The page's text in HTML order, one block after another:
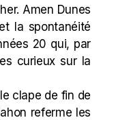
Amen Dunes
la spontanéité
20 qui, par
curieux sur la
clape de fin de
referme les